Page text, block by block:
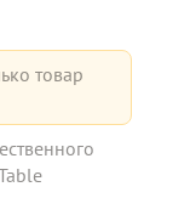
товар